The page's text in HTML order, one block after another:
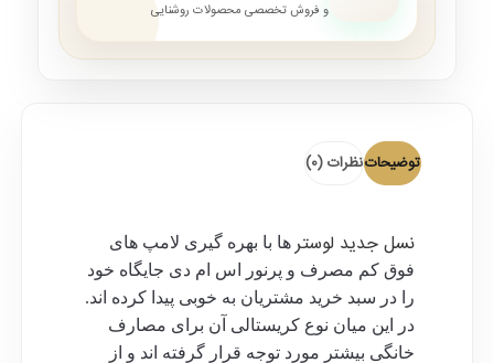
و فروش تخصصی محصولات روشنایی
توضیحاتنظرات (0)
نسل جدید لوستر ها با بهره گیری لامپ های
فوق کم مصرف و پرنور اس ام دی جایگاه خود
را در سبد خرید مشتریان به خوبی پیدا کرده اند.
در این میان نوع کریستالی آن برای مصارف
خانگی بیشتر مورد توجه قرار گرفته اند و از